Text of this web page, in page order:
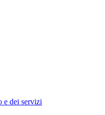
e dei servizi